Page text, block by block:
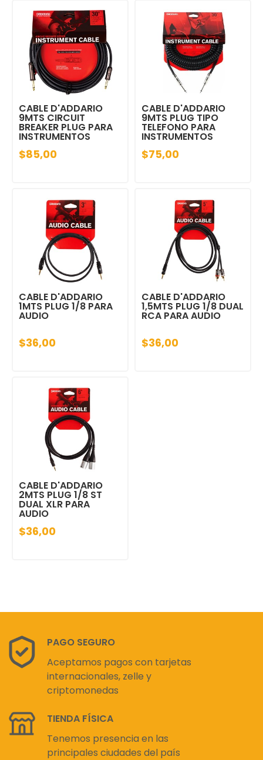
CABLE D'ADDARIO
9MTS CIRCUIT
BREAKER PLUG PARA
INSTRUMENTOS
$85,00
CABLE D'ADDARIO
9MTS PLUG TIPO
TELEFONO PARA
INSTRUMENTOS
$75,00
CABLE D'ADDARIO
1MTS PLUG 1/8 PARA
AUDIO
$36,00
CABLE D'ADDARIO
1,5MTS PLUG 1/8 DUAL
RCA PARA AUDIO
$36,00
CABLE D'ADDARIO
2MTS PLUG 1/8 ST
DUAL XLR PARA
AUDIO
$36,00
PAGO SEGURO
Aceptamos pagos con tarjetas
internacionales, zelle y
criptomonedas
TIENDA FÍSICA
Tenemos presencia en las
principales ciudades del país